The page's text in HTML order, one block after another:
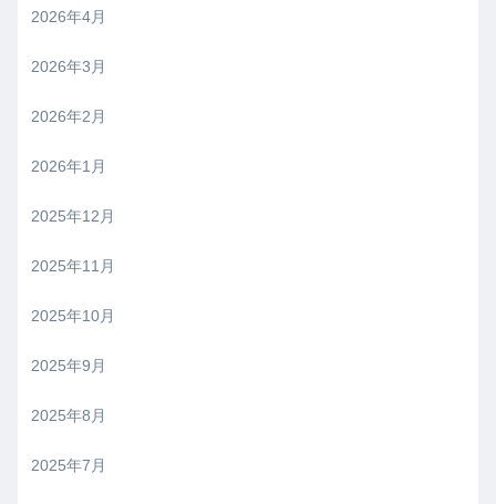
2026年4月
2026年3月
2026年2月
2026年1月
2025年12月
2025年11月
2025年10月
2025年9月
2025年8月
2025年7月